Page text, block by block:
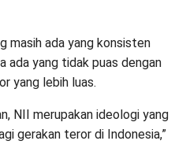
masih ada yang konsisten
ada yang tidak puas dengan
yang lebih luas.
NII merupakan ideologi yang
gerakan teror di Indonesia,”